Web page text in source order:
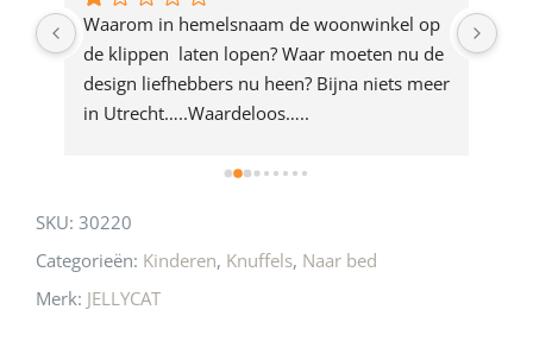
productWaarom in hemelsnaam de woonwinkel op
de klippen  laten lopen? Waar moeten nu de
design liefhebbers nu heen? Bijna niets meer
in Utrecht…..Waardeloos…..
SKU: 30220
Categorieën: Kinderen, Knuffels, Naar bed
Merk: JELLYCAT